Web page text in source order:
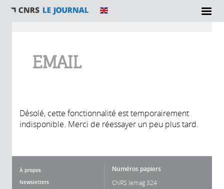
EMAIL
Désolé, cette fonctionnalité est temporairement
indisponible. Merci de réessayer un peu plus tard.
À propos
Newsletters
Numéros papiers
CNRS lemag 324